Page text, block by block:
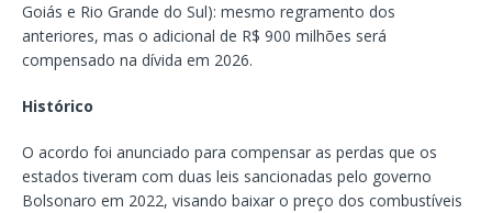
Goiás e Rio Grande do Sul): mesmo regramento dos
anteriores, mas o adicional de R$ 900 milhões será
compensado na dívida em 2026.
Histórico
O acordo foi anunciado para compensar as perdas que os
estados tiveram com duas leis sancionadas pelo governo
Bolsonaro em 2022, visando baixar o preço dos combustíveis